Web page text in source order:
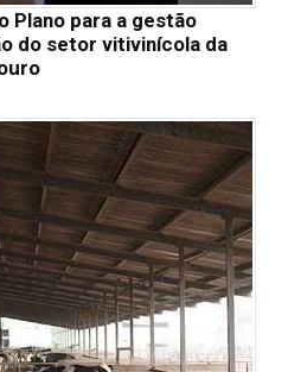
Plano para a gestão
do setor vitivinícola da